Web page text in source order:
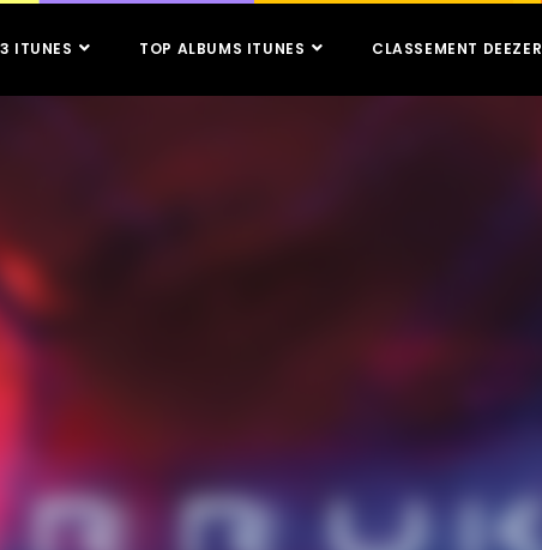
ITUNES TOP ALBUMS ITUNES CLASSEMENT DEEZER